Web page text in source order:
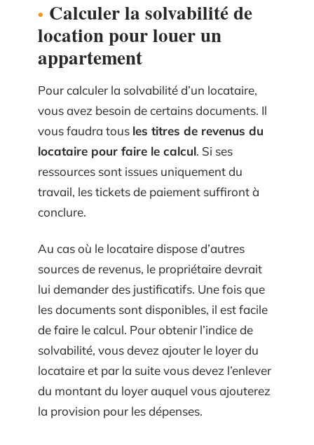
Calculer la solvabilité de
location pour louer un
appartement
Pour calculer la solvabilité d’un locataire,
vous avez besoin de certains documents. Il
vous faudra tous les titres de revenus du
locataire pour faire le calcul. Si ses
ressources sont issues uniquement du
travail, les tickets de paiement suffiront à
conclure.
Au cas où le locataire dispose d’autres
sources de revenus, le propriétaire devrait
lui demander des justificatifs. Une fois que
les documents sont disponibles, il est facile
de faire le calcul. Pour obtenir l’indice de
solvabilité, vous devez ajouter le loyer du
locataire et par la suite vous devez l’enlever
du montant du loyer auquel vous ajouterez
la provision pour les dépenses.